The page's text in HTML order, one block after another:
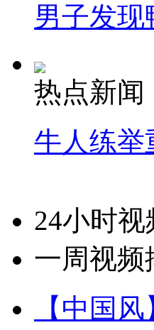
男子发
热点新闻
牛人练举
24小时视
一周视频
【中国